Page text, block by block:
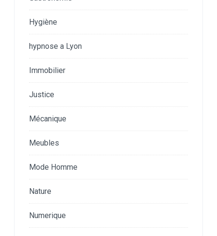
Hygiène
hypnose a Lyon
Immobilier
Justice
Mécanique
Meubles
Mode Homme
Nature
Numerique